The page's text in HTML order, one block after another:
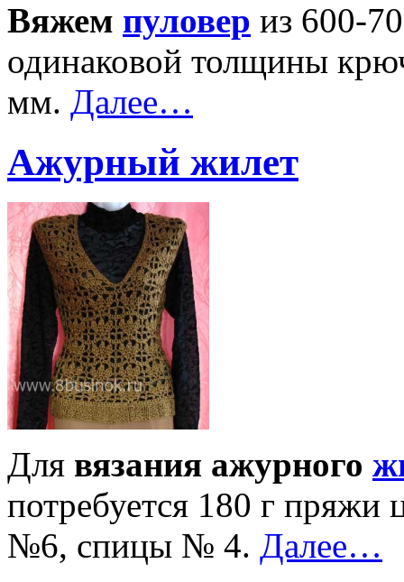
Вяжем пуловер из 600-
одинаковой толщины
мм. Далее…
Ажурный жилет
Для вязания ажурного
потребуется 180 г пряжи
№6, спицы № 4. Далее…